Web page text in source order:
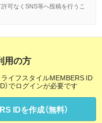
可なくSNS等へ投稿を行うこ
用の方
イフスタイルMEMBERS ID
）でログインが必要です
IDを作成（無料）